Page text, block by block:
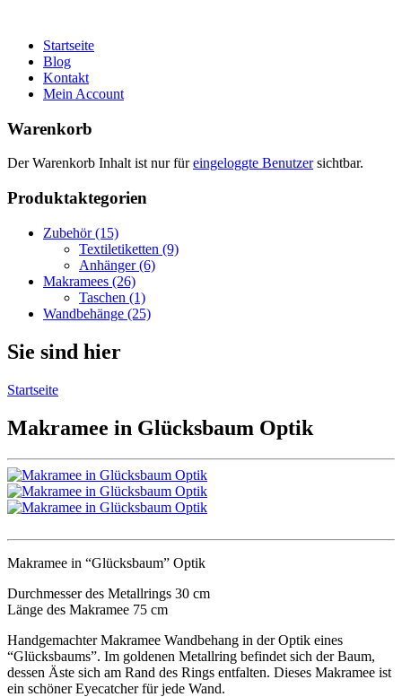
Startseite
Blog
Kontakt
Mein Account
Warenkorb
Der Warenkorb Inhalt ist nur füreingeloggte Benutzersichtbar.
Produktaktegorien
Zubehör (15)
Textiletiketten (9)
Anhänger (6)
Makramees (26)
Taschen (1)
Wandbehänge (25)
Sie sind hier
Startseite
Makramee in Glücksbaum Optik
Makramee in “Glücksbaum” Optik
Durchmesser des Metallrings 30 cm
Länge des Makramee 75 cm
Handgemachter Makramee Wandbehang in der Optik eines
“Glücksbaums”. Im goldenen Metallring befindet sich der Baum,
dessen Äste sich am Rand des Rings entfalten. Dieses Makramee ist
ein schöner Eyecatcher für jede Wand.